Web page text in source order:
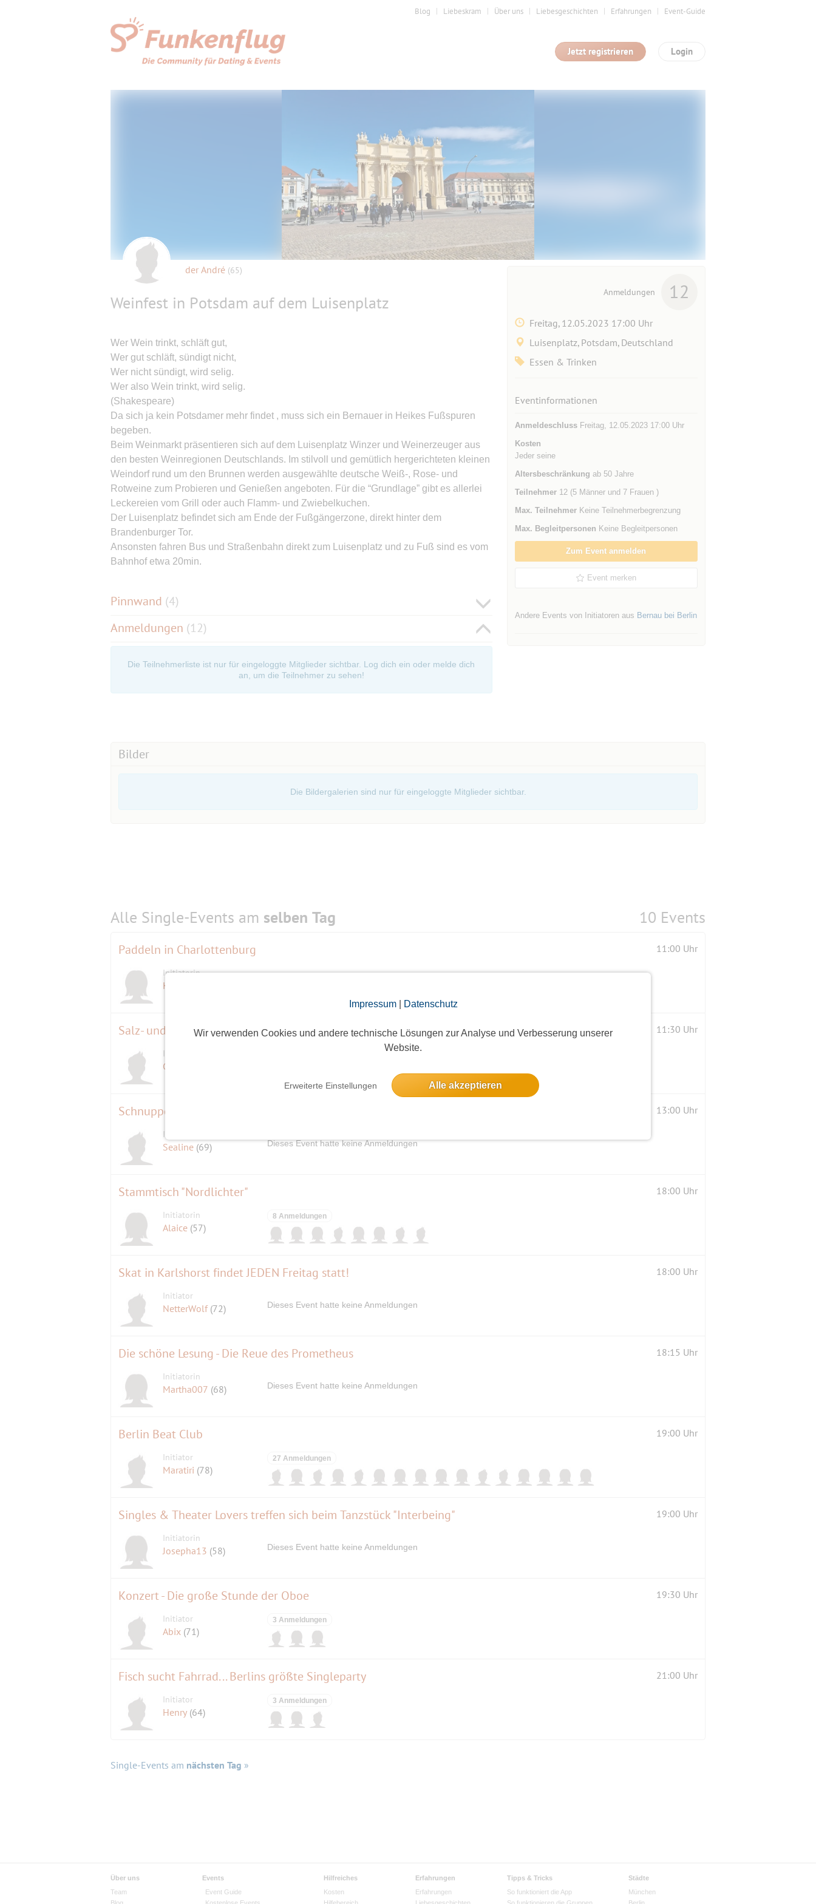
Impressum| Datenschutz
Wir verwenden Cookies und andere technische Lösungen zur Analyse und Verbesserung unserer
Website.
Erweiterte Einstellungen Alle akzeptieren
Blog Liebeskram Über uns Liebesgeschichten Erfahrungen Event-Guide
Login
Jetzt registrieren
der André (65)
Weinfest in Potsdam auf dem Luisenplatz
Wer Wein trinkt, schläft gut,
Wer gut schläft, sündigt nicht,
Wer nicht sündigt, wird selig.
Wer also Wein trinkt, wird selig.
(Shakespeare)
Da sich ja kein Potsdamer mehr findet , muss sich ein Bernauer in Heikes Fußspuren
begeben.
Beim Weinmarkt präsentieren sich auf dem Luisenplatz Winzer und Weinerzeuger aus
den besten Weinregionen Deutschlands. Im stilvoll und gemütlich hergerichteten kleinen
Weindorf rund um den Brunnen werden ausgewählte deutsche Weiß-, Rose- und
Rotweine zum Probieren und Genießen angeboten. Für die “Grundlage” gibt es allerlei
Leckereien vom Grill oder auch Flamm- und Zwiebelkuchen.
Der Luisenplatz befindet sich am Ende der Fußgängerzone, direkt hinter dem
Brandenburger Tor.
Ansonsten fahren Bus und Straßenbahn direkt zum Luisenplatz und zu Fuß sind es vom
Bahnhof etwa 20min.
Pinnwand (4)
Anmeldungen (12)
Die Teilnehmerliste ist nur für eingeloggte Mitglieder sichtbar. Log dich ein oder melde dich
an, um die Teilnehmer zu sehen!
Anmeldungen 12
Freitag, 12.05.2023 17:00 Uhr
Luisenplatz, Potsdam, Deutschland
Essen & Trinken
Eventinformationen
AnmeldeschlussFreitag, 12.05.2023 17:00 Uhr
Kosten
Jeder seine
Altersbeschränkung ab 50 Jahre
Teilnehmer12 (5 Männer und 7 Frauen )
Max. TeilnehmerKeine Teilnehmerbegrenzung
Max. Begleitpersonen Keine Begleitpersonen
Zum Event anmelden
Event merken
Andere Events von Initiatoren aus Bernau bei Berlin
Bilder
Die Bildergalerien sind nur für eingeloggte Mitglieder sichtbar.
Alle Single-Events am selben Tag 10 Events
Paddeln in Charlottenburg 11:00 Uhr
Initiatorin
Kinota
Salz- und Solegrotte Steglitz 11:30 Uhr
Initiator
Gremlin58
Schnuppersegeln auf der Classic-Yacht “MOANA“ 13:00 Uhr
Initiator
Sealine (69) Dieses Event hatte keine Anmeldungen
Stammtisch "Nordlichter" 18:00 Uhr
Initiatorin
Alaice (57)
8 Anmeldungen
Skat in Karlshorst findet JEDEN Freitag statt! 18:00 Uhr
Initiator
NetterWolf (72) Dieses Event hatte keine Anmeldungen
Die schöne Lesung - Die Reue des Prometheus 18:15 Uhr
Initiatorin
Martha007 (68) Dieses Event hatte keine Anmeldungen
Berlin Beat Club 19:00 Uhr
Initiator
Maratiri (78)
27 Anmeldungen
Singles & Theater Lovers treffen sich beim Tanzstück "Interbeing" 19:00 Uhr
Initiatorin
Josepha13 (58) Dieses Event hatte keine Anmeldungen
Konzert - Die große Stunde der Oboe 19:30 Uhr
Initiator
Abix (71)
3 Anmeldungen
Fisch sucht Fahrrad... Berlins größte Singleparty 21:00 Uhr
Initiator
Henry (64)
3 Anmeldungen
Single-Events am nächsten Tag »
Über uns
Team
Events
Event Guide
Hilfreiches
Kosten
Erfahrungen
Erfahrungen
Tipps & Tricks
So funktioniert die App
Städte
München